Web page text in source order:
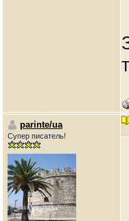
parinte/ua
Супер писатель!